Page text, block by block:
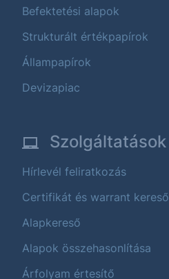
Befektetési alapok
Strukturált értékpapírok
Állampapírok
Devizapiac
Szolgáltatások
Hírlevél feliratkozás
Certifikát és warrant kereső
Alapkereső
Alapok összehasonlítása
Árfolyam értesítő